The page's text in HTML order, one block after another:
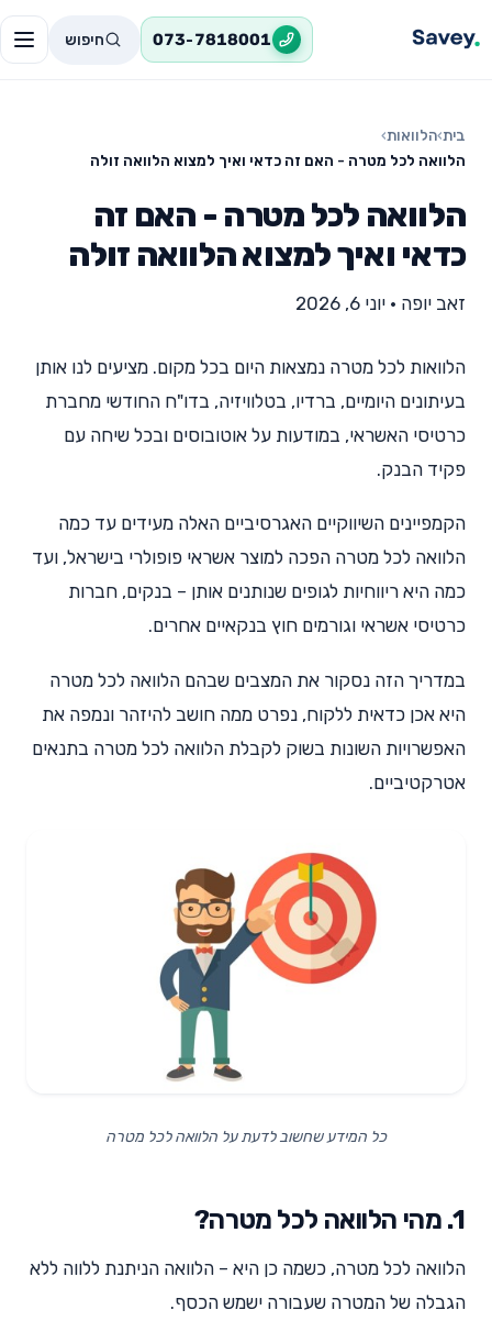
073-7818001 חיפוש
בית›הלוואות›
הלוואה לכל מטרה - האם זה כדאי ואיך למצוא הלוואה זולה
הלוואה לכל מטרה - האם זה
כדאי ואיך למצוא הלוואה זולה
זאב יופה • יוני 6, 2026
הלוואות לכל מטרה נמצאות היום בכל מקום. מציעים לנו אותן
בעיתונים היומיים, ברדיו, בטלוויזיה, בדו"ח החודשי מחברת
כרטיסי האשראי, במודעות על אוטובוסים ובכל שיחה עם
פקיד הבנק.
הקמפיינים השיווקיים האגרסיביים האלה מעידים עד כמה
הלוואה לכל מטרה הפכה למוצר אשראי פופולרי בישראל, ועד
כמה היא ריווחיות לגופים שנותנים אותן – בנקים, חברות
כרטיסי אשראי וגורמים חוץ בנקאיים אחרים.
במדריך הזה נסקור את המצבים שבהם הלוואה לכל מטרה
היא אכן כדאית ללקוח, נפרט ממה חושב להיזהר ונמפה את
האפשרויות השונות בשוק לקבלת הלוואה לכל מטרה בתנאים
אטרקטיביים.
כל המידע שחשוב לדעת על הלוואה לכל מטרה
1. מהי הלוואה לכל מטרה?
הלוואה לכל מטרה, כשמה כן היא – הלוואה הניתנת ללווה ללא
הגבלה של המטרה שעבורה ישמש הכסף.